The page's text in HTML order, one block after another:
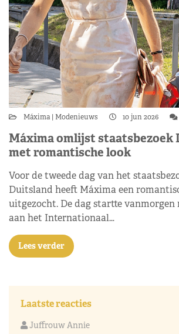
Máxima Modenieuws 10 jun 2026
Máxima omlijst staatsbezoek
met romantische look
Voor de tweede dag van het
Duitsland heeft Máxima een
uitgezocht. De dag startte vanmorgen
aan het Internationaal…
Lees verder
Laatste reacties
Juffrouw Annie